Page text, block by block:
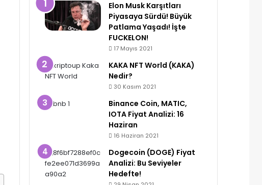
Elon Musk Karşıtları
Piyasaya Sürdü! Büyük
Patlama Yaşadı! İşte
FUCKELON!
17 Mayıs 2021
KAKA NFT World (KAKA)
Nedir?
30 Kasım 2021
Binance Coin, MATIC,
IOTA Fiyat Analizi: 16
Haziran
16 Haziran 2021
Dogecoin (DOGE) Fiyat
Analizi: Bu Seviyeler
Hedefte!